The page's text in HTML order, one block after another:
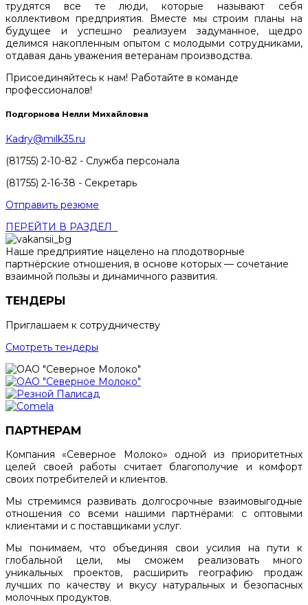
трудятся все те люди, которые называют себя
коллективом предприятия. Вместе мы строим планы на
будущее и успешно реализуем задуманное, щедро
делимся накопленным опытом с молодыми сотрудниками,
отдавая дань уважения ветеранам производства.
Присоединяйтесь к нам! Работайте в команде
профессионалов!
Подгорнова Нелли Михайловна
Kadry@milk35.ru
(81755) 2-10-82 - Служба персонала
(81755) 2-16-38 - Секретарь
Отправить резюме
ПЕРЕЙТИ В РАЗДЕЛ
Наше предприятие нацелено на плодотворные
партнёрские отношения, в основе которых — сочетание
взаимной пользы и динамичного развития.
ТЕНДЕРЫ
Приглашаем к сотрудничеству
Смотреть тендеры
ПАРТНЕРАМ
Компания «Северное Молоко» одной из приоритетных
целей своей работы считает благополучие и комфорт
своих потребителей и клиентов.
Мы стремимся развивать долгосрочные взаимовыгодные
отношения со всеми нашими партнёрами: с оптовыми
клиентами и с поставщиками услуг.
Мы понимаем, что объединяя свои усилия на пути к
глобальной цели, мы сможем реализовать много
уникальных проектов, расширить географию продаж
лучших по качеству и вкусу натуральных и безопасных
молочных продуктов.